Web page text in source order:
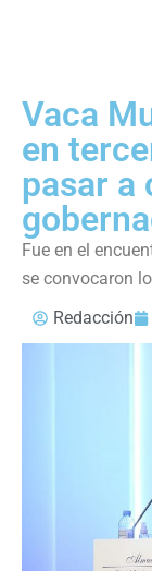
Vaca
en
pasar a
Fue en el
se convocaron
Redacción